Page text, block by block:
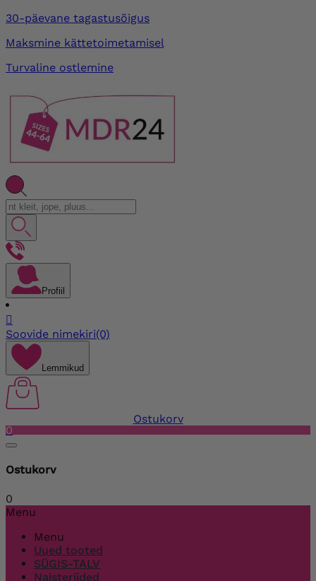
30-päevane tagastusõigus
Maksmine kättetoimetamisel
Turvaline ostlemine
Profiil

Soovide nimekiri(0)
Lemmikud
Ostukorv
0
Ostukorv
0
Menu
Menu
Uued tooted
SÜGIS-TALV
Naisteriided